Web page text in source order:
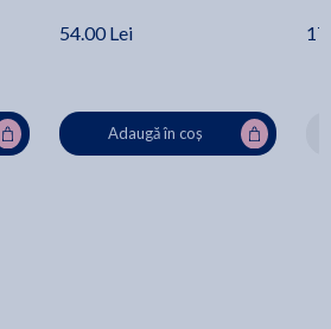
54.00 Lei
Adaugă în coș